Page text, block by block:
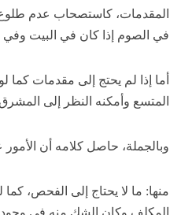
المقدمات، كاستصحاب عدم
في الصوم إذا كان في البيت وفي
أما إذا لم يحتج إلى مقدمات كما
المتسع وأمكنه النظر إلى
وبالجملة، حاصل كلامه أن
منها: ما لا يحتاج إلى الفحص،
المكلف وكان الشك منه في